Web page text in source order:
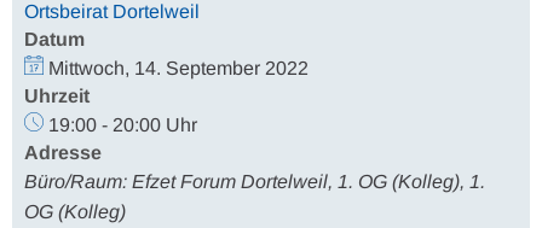
Ortsbeirat Dortelweil
Datum
Mittwoch, 14. September 2022
Uhrzeit
19:00 - 20:00 Uhr
Adresse
Büro/Raum: Efzet Forum Dortelweil, 1. OG (Kolleg), 1.
OG (Kolleg)